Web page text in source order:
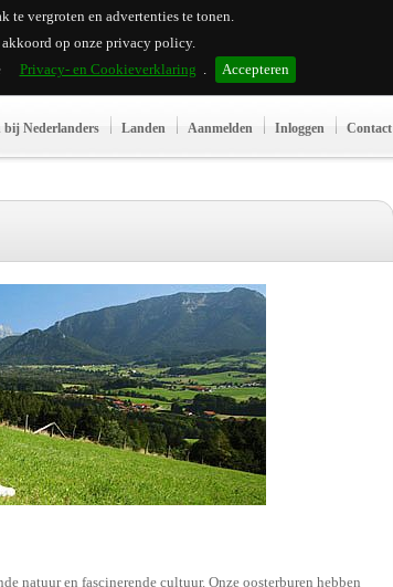
te vergroten en advertenties te tonen.
op onze privacy policy.
Privacy- en Cookieverklaring . Accepteren
bij Nederlanders Landen Aanmelden Inloggen Contact
natuur en fascinerende cultuur. Onze oosterburen hebben